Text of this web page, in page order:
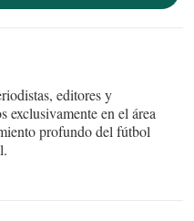
editores y
exclusivamente en el área
profundo del fútbol